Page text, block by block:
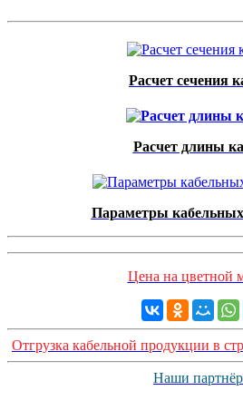
Расчет сечения
Расчет длины
Параметры
Цена на цветной
Отгрузка кабельной продукции в
Наши